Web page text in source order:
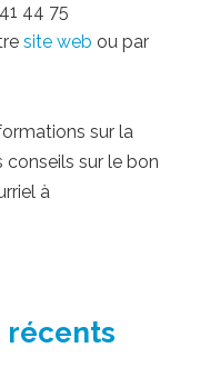
44 75
site web ou par
sur la
sur le bon
à
récents